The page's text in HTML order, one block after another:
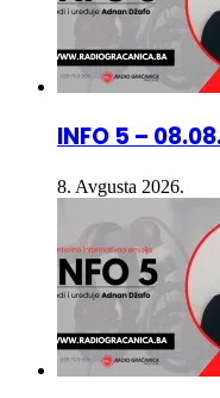
INFO 5 –
8. Avgusta 2026.
INFO 5 –